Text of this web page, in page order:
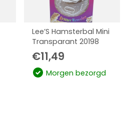
Lee’S Hamsterbal Mini
Transparant 20198
€11,49
Morgen bezorgd